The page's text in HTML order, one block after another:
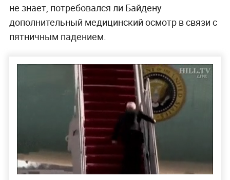
не знает, потребовался ли Байдену
дополнительный медицинский осмотр в связи с
пятничным падением.